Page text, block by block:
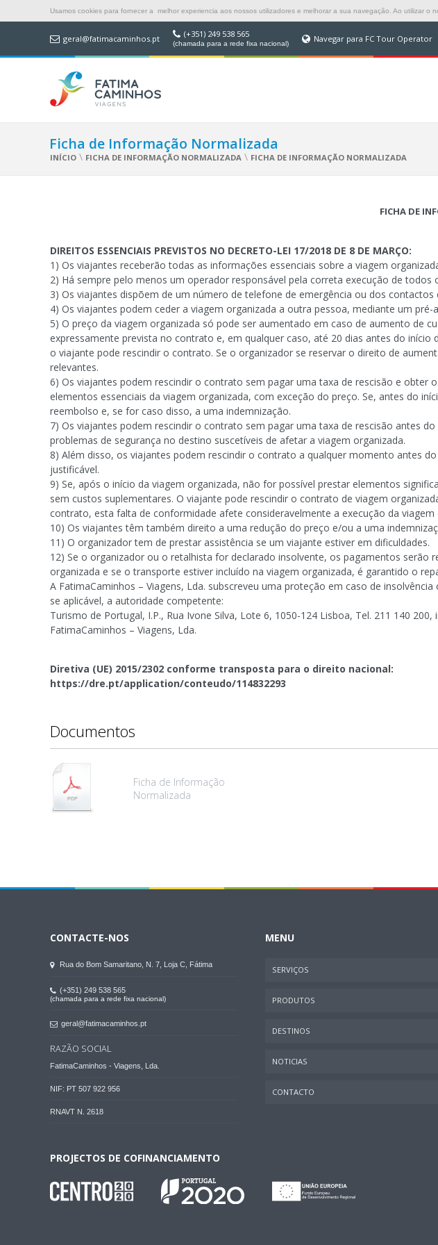
Usamos cookies para fornecer a melhor experiencia aos nossos utilizadores e melhorar a sua navegação. Ao utilizar o
geral@fatimacaminhos.pt (+351) 249 538 565
(chamada para a rede fixa nacional) Navegar para FC Tour Operator
Ficha de Informação Normalizada
INÍCIO \ FICHA DE INFORMAÇÃO NORMALIZADA \ FICHA DE INFORMAÇÃO NORMALIZADA
FICHA DE
DIREITOS ESSENCIAIS PREVISTOS NO DECRETO-LEI 17/2018 DE 8 DE MARÇO:
1) Os viajantes receberão todas as informações essenciais sobre a viagem
2) Há sempre pelo menos um operador responsável pela correta execução de
3) Os viajantes dispõem de um número de telefone de emergência ou dos
4) Os viajantes podem ceder a viagem organizada a outra pessoa, mediante um
5) O preço da viagem organizada só pode ser aumentado em caso de aumento de
expressamente prevista no contrato e, em qualquer caso, até 20 dias antes do
o viajante pode rescindir o contrato. Se o organizador se reservar o direito de
relevantes.
6) Os viajantes podem rescindir o contrato sem pagar uma taxa de rescisão e
elementos essenciais da viagem organizada, com exceção do preço. Se, antes do
reembolso e, se for caso disso, a uma indemnização.
7) Os viajantes podem rescindir o contrato sem pagar uma taxa de rescisão antes
problemas de segurança no destino suscetíveis de afetar a viagem organizada.
8) Além disso, os viajantes podem rescindir o contrato a qualquer momento antes
justificável.
9) Se, após o início da viagem organizada, não for possível prestar elementos
sem custos suplementares. O viajante pode rescindir o contrato de viagem
contrato, esta falta de conformidade afete consideravelmente a execução da
10) Os viajantes têm também direito a uma redução do preço e/ou a uma
11) O organizador tem de prestar assistência se um viajante estiver em dificuldades.
12) Se o organizador ou o retalhista for declarado insolvente, os pagamentos
organizada e se o transporte estiver incluído na viagem organizada, é garantido o
A FatimaCaminhos – Viagens, Lda. subscreveu uma proteção em caso de
se aplicável, a autoridade competente:
Turismo de Portugal, I.P., Rua Ivone Silva, Lote 6, 1050-124 Lisboa, Tel. 211 140
FatimaCaminhos – Viagens, Lda.
Diretiva (UE) 2015/2302 conforme transposta para o direito nacional:
https://dre.pt/application/conteudo/114832293
Documentos
Ficha de Informação
Normalizada
CONTACTE-NOS
Rua do Bom Samaritano, N. 7, Loja C, Fátima
(+351) 249 538 565
(chamada para a rede fixa nacional)
geral@fatimacaminhos.pt
RAZÃO SOCIAL
FatimaCaminhos - Viagens, Lda.
NIF: PT 507 922 956
RNAVT N. 2618
MENU
SERVIÇOS
PRODUTOS
DESTINOS
NOTICIAS
CONTACTO
PROJECTOS DE COFINANCIAMENTO